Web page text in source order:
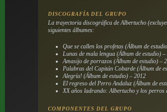
DISCOGRAFÍA DEL GRUPO
La trayectoria discográfica de Albertucho
siguientes álbumes:
Que se callen los profetas (Álbum de
Lunas de mala lengua (Álbum de estudio) –
Amasijo de porrazos (Álbum de estudio) –
Palabras del Capitán Cobarde (Álbum de
Alegría! (Álbum de estudio) – 2012
El regreso del Perro Andaluz (Álbum de
XX años ladrando: Albertucho y los perros
COMPONENTES DEL GRUPO